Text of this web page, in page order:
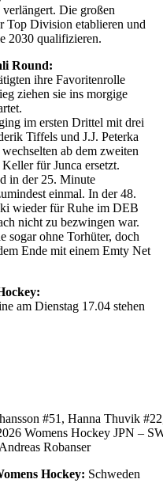
Die großen
Top Division etablieren und
2030 qualifizieren.
Round:
ihre Favoritenrolle
ziehen sie ins morgige
im ersten Drittel mit drei
Tiffels und J.J. Peterka
ab dem zweiten
für Junca ersetzt.
in der 25. Minute
einmal. In der 48.
wieder für Ruhe im DEB
nicht zu bezwingen war.
sogar ohne Torhüter, doch
Ende mit einem Emty Net
am Dienstag 17.04 stehen
#51, Hanna Thuvik
Womens Hockey JPN –
Robanser
Hockey: Schweden